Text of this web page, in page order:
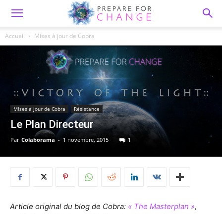
Accueil Mises à jour de Cobra
Mises à jour de Cobra Résistance
Le Plan Directeur
Par Colaborama - 1 novembre, 2015 1
Article original du blog de Cobra: « The Masterplan »,